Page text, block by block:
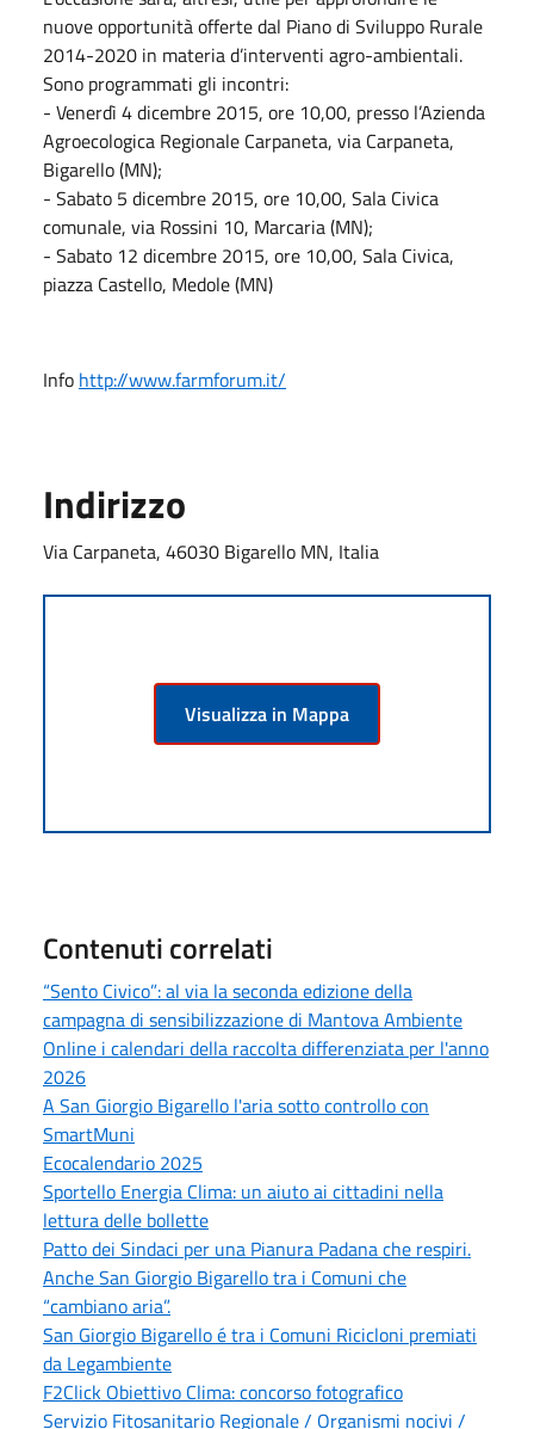
nuove opportunità offerte dal Piano di Sviluppo Rurale
2014-2020 in materia d’interventi agro-ambientali.
Sono programmati gli incontri:
- Venerdì 4 dicembre 2015, ore 10,00, presso l’Azienda
Agroecologica Regionale Carpaneta, via Carpaneta,
Bigarello (MN);
- Sabato 5 dicembre 2015, ore 10,00, Sala Civica
comunale, via Rossini 10, Marcaria (MN);
- Sabato 12 dicembre 2015, ore 10,00, Sala Civica,
piazza Castello, Medole (MN)
Info http://www.farmforum.it/
Indirizzo
Via Carpaneta, 46030 Bigarello MN, Italia
Visualizza in Mappa
Contenuti correlati
“Sento Civico”: al via la seconda edizione della
campagna di sensibilizzazione di Mantova Ambiente
Online i calendari della raccolta differenziata per l'anno
2026
A San Giorgio Bigarello l'aria sotto controllo con
SmartMuni
Ecocalendario 2025
Sportello Energia Clima: un aiuto ai cittadini nella
lettura delle bollette
Patto dei Sindaci per una Pianura Padana che respiri.
Anche San Giorgio Bigarello tra i Comuni che
“cambiano aria”.
San Giorgio Bigarello é tra i Comuni Ricicloni premiati
da Legambiente
F2Click Obiettivo Clima: concorso fotografico
Servizio Fitosanitario Regionale / Organismi nocivi /